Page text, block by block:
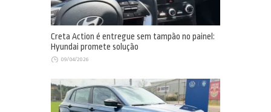
Creta Action é entregue sem tampão no painel:
Hyundai promete solução
09/04/2026